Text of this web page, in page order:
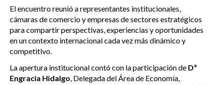
El encuentro reunió a representantes institucionales,
cámaras de comercio y empresas de sectores estratégicos
para compartir perspectivas, experiencias y oportunidades
en un contexto internacional cada vez más dinámico y
competitivo.
La apertura institucional contó con la participación de Dª
Engracia Hidalgo, Delegada del Área de Economía,